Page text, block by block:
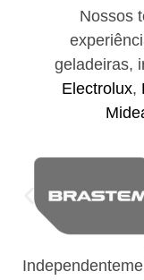
Nossos
geladeiras,
Electrolux,